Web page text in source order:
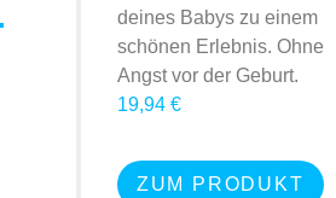
deines Babys zu einem
schönen Erlebnis. Ohne
Angst vor der Geburt.
19,94 €
ZUM PRODUKT